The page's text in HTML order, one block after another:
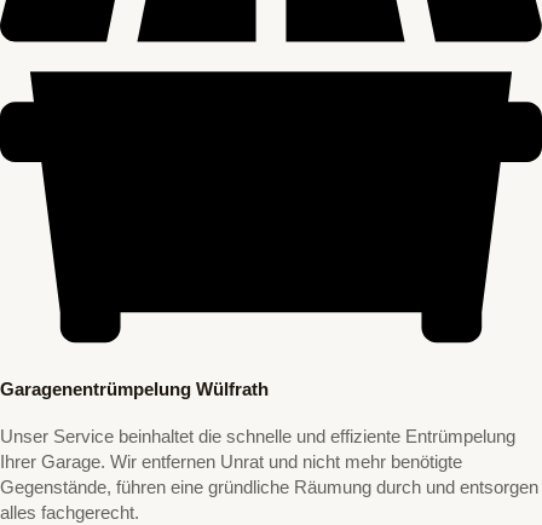
Garagenentrümpelung Wülfrath
Unser Service beinhaltet die schnelle und effiziente Entrümpelung
Ihrer Garage. Wir entfernen Unrat und nicht mehr benötigte
Gegenstände, führen eine gründliche Räumung durch und entsorgen
alles fachgerecht.